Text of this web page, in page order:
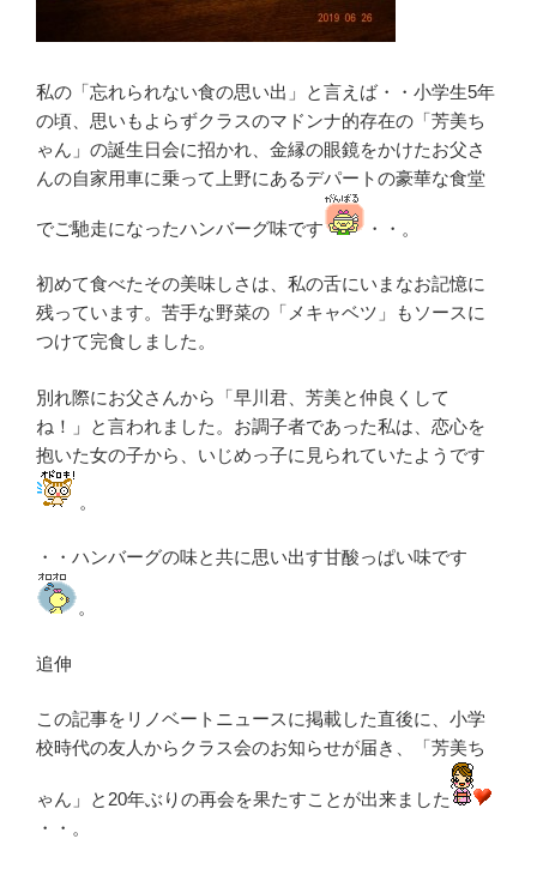
私の「忘れられない食の思い出」と言えば・・小学生5年
の頃、思いもよらずクラスのマドンナ的存在の「芳美ち
ゃん」の誕生日会に招かれ、金縁の眼鏡をかけたお父さ
んの自家用車に乗って上野にあるデパートの豪華な食堂
でご馳走になったハンバーグ味です ・・。
初めて食べたその美味しさは、私の舌にいまなお記憶に
残っています。苦手な野菜の「メキャベツ」もソースに
つけて完食しました。
別れ際にお父さんから「早川君、芳美と仲良くして
ね！」と言われました。お調子者であった私は、恋心を
抱いた女の子から、いじめっ子に見られていたようです
。
・・ハンバーグの味と共に思い出す甘酸っぱい味です
。
追伸
この記事をリノベートニュースに掲載した直後に、小学
校時代の友人からクラス会のお知らせが届き、「芳美ち
ゃん」と20年ぶりの再会を果たすことが出来ました
・・。